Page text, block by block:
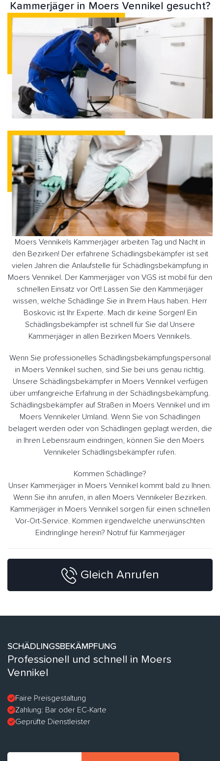
Kammerjäger in Moers Vennikel gesucht?
Moers Vennikels Kammerjäger arbeiten Tag und Nacht in
den Bezirken! Der erfahrene Schädlingsbekämpfer ist seit
vielen Jahren die Anlaufstelle für Schädlingsbekämpfung in
Moers Vennikel. Der Kammerjäger von VGS ist mobil für den
schnellen Einsatz vor Ort! Lassen Sie den Kammerjäger
wissen, welche Schädlinge Sie in Ihrem Haus haben. Herr
Boskovic ist Ihr Experte. Mach dir keine Sorgen! Ein
Schädlingsbekämpfer ist schnell für Sie da! Unsere
Kammerjäger in allen Bezirken Moers Vennikels.
Wenn Sie professionelles Schädlingsbekämpfungspersonal
in Moers Vennikel suchen, sind Sie bei uns genau richtig.
Unsere Schädlingsbekämpfer in Moers Vennikel verfügen
über umfangreiche Erfahrung in der Schädlingsbekämpfung.
Schädlingsbekämpfer auf Straßen in Moers Vennikel und im
Moers Vennikeler Umland. Wenn Sie von Schädlingen
belagert werden oder von Schädlingen geplagt werden, die
in Ihren Lebensraum eindringen, können Sie den Moers
Vennikeler Schädlingsbekämpfer rufen.
Kommen Schädlinge?
Unser Kammerjäger in Moers Vennikel kommt bald zu Ihnen.
Wenn Sie ihn anrufen, in allen Moers Vennikeler Bezirken.
Kammerjäger in Moers Vennikel sorgen für einen schnellen
Vor-Ort-Service. Kommen irgendwelche unerwünschten
Eindringlinge herein? Notruf für Kammerjäger
Gleich Anrufen
SCHÄDLINGSBEKÄMPFUNG
Professionell und schnell in Moers
Vennikel
Faire Preisgestaltung
Zahlung: Bar oder EC-Karte
Geprüfte Dienstleister